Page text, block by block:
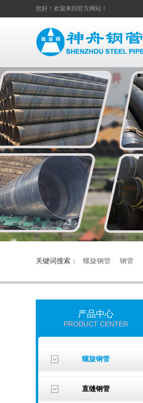
您好！欢迎来到官方网站！
关键词搜索： 螺旋钢管 钢管
产品中心
PRODUCT CENTER
螺旋钢管
直缝钢管